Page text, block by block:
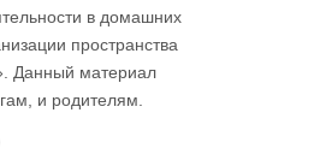
в домашних
пространства
Данный материал
и родителям.